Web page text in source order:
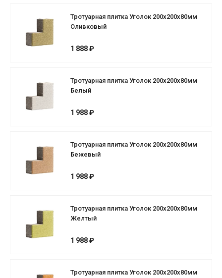
Тротуарная плитка Уголок 200х200х80мм
Оливковый
1 888 ₽
Тротуарная плитка Уголок 200х200х80мм
Белый
1 988 ₽
Тротуарная плитка Уголок 200х200х80мм
Бежевый
1 988 ₽
Тротуарная плитка Уголок 200х200х80мм
Желтый
1 988 ₽
Тротуарная плитка Уголок 200х200х80мм